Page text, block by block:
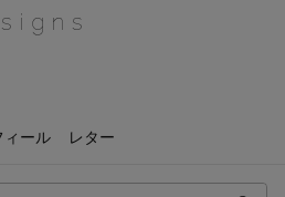
ィール レター